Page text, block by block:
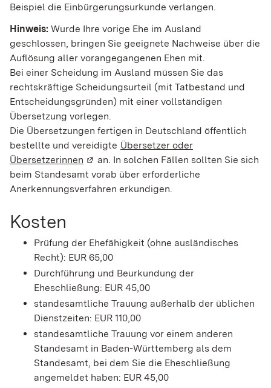
Beispiel die Einbürgerungsurkunde verlangen.
Hinweis: Wurde Ihre vorige Ehe im Ausland
geschlossen, bringen Sie geeignete Nachweise über die
Auflösung aller vorangegangenen Ehen mit.
Bei einer Scheidung im Ausland müssen Sie das
rechtskräftige Scheidungsurteil (mit Tatbestand und
Entscheidungsgründen) mit einer vollständigen
Übersetzung vorlegen.
Die Übersetzungen fertigen in Deutschland öffentlich
bestellte und vereidigte Übersetzer oder
Übersetzerinnen (Wird in einem neuen Fenster geöffnet)
an. In solchen Fällen sollten Sie sich
beim Standesamt vorab über erforderliche
Anerkennungsverfahren erkundigen.
Kosten
Prüfung der Ehefähigkeit (ohne ausländisches
Recht): EUR 65,00
Durchführung und Beurkundung der
Eheschließung: EUR 45,00
standesamtliche Trauung außerhalb der üblichen
Dienstzeiten: EUR 110,00
standesamtliche Trauung vor einem anderen
Standesamt in Baden-Württemberg als dem
Standesamt, bei dem Sie die Eheschließung
angemeldet haben: EUR 45,00